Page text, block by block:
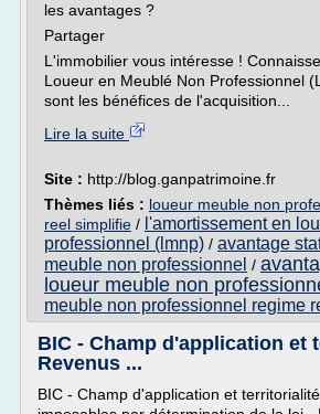
les avantages ?
Partager
L'immobilier vous intéresse !
Loueur en Meublé Non Professionnel
sont les bénéfices de l'acquisition...
Lire la suite
Site : http://blog.ganpatrimoine.fr
Thèmes liés : loueur meuble non
reel simplifie / l'amortissement en
professionnel (lmnp) / avantage
meuble non professionnel /
loueur meuble non
meuble non professionnel regime
BIC - Champ d'application et
Revenus ...
BIC - Champ d'application et